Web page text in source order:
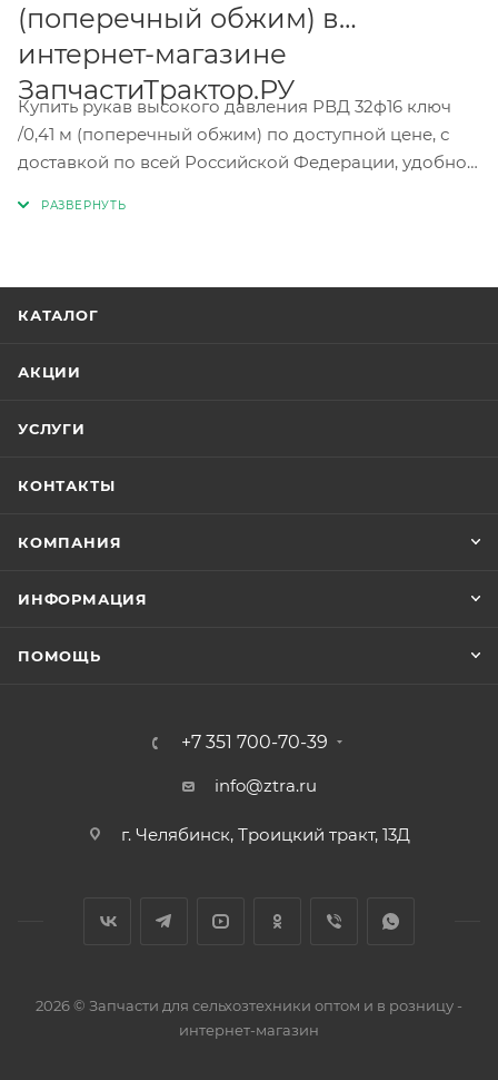
(поперечный обжим) в
интернет-магазине
ЗапчастиТрактор.РУ
Купить рукав высокого давления РВД 32ф16 ключ
/0,41 м (поперечный обжим) по доступной цене, с
доставкой по всей Российской Федерации, удобно
электронной почты или номер телефона, и
вами; перейдите в раздел «контакты» и отправьте
бесплатному номеру. Интернет-магазин
запасных частей гидравлических систем для
сельскохозяйственной, коммунальной и
поставки с доставкой в любой регион России.
КАТАЛОГ
АКЦИИ
УСЛУГИ
КОНТАКТЫ
КОМПАНИЯ
ИНФОРМАЦИЯ
ПОМОЩЬ
+7 351 700-70-39
info@ztra.ru
г. Челябинск, Троицкий тракт, 13Д
2026 © Запчасти для сельхозтехники оптом и в розницу -
интернет-магазин